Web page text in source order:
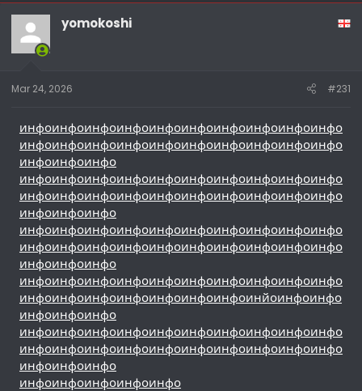
yomokoshi
Mar 24, 2026 #231
инфоинфоинфоинфоинфоинфоинфоинфоинфоинфо
инфоинфоинфоинфоинфоинфоинфоинфоинфоинфо
инфоинфоинфо
инфоинфоинфоинфоинфоинфоинфоинфоинфоинфо
инфоинфоинфоинфоинфоинфоинфоинфоинфоинфо
инфоинфоинфо
инфоинфоинфоинфоинфоинфоинфоинфоинфоинфо
инфоинфоинфоинфоинфоинфоинфоинфоинфоинфо
инфоинфоинфо
инфоинфоинфоинфоинфоинфоинфоинфоинфоинфо
инфоинфоинфоинфоинфоинфоинфоинйоинфоинфо
инфоинфоинфо
инфоинфоинфоинфоинфоинфоинфоинфоинфоинфо
инфоинфоинфоинфоинфоинфоинфоинфоинфоинфо
инфоинфоинфо
инфоинфоинфоинфоинфо